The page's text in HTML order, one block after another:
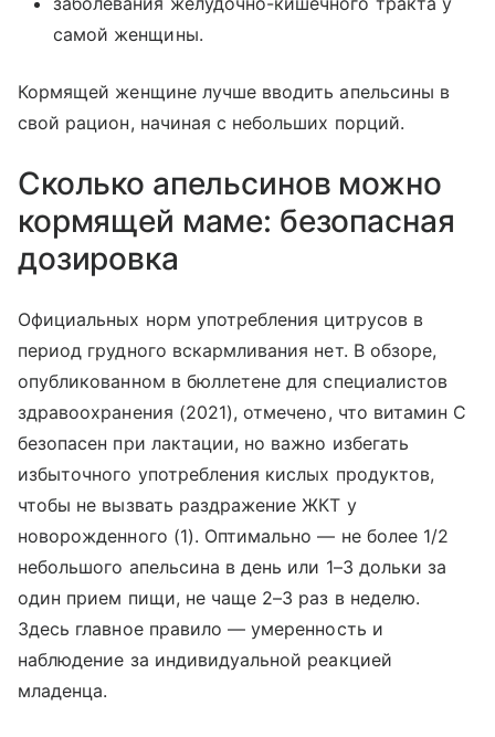
самой женщины.
Кормящей женщине лучше вводить апельсины в
свой рацион, начиная с небольших порций.
Сколько апельсинов можно
кормящей маме: безопасная
дозировка
Официальных норм употребления цитрусов в
период грудного вскармливания нет. В обзоре,
опубликованном в бюллетене для специалистов
здравоохранения (2021), отмечено, что витамин С
безопасен при лактации, но важно избегать
избыточного употребления кислых продуктов,
чтобы не вызвать раздражение ЖКТ у
новорожденного (1). Оптимально — не более 1/2
небольшого апельсина в день или 1–3 дольки за
один прием пищи, не чаще 2–3 раз в неделю.
Здесь главное правило — умеренность и
наблюдение за индивидуальной реакцией
младенца.